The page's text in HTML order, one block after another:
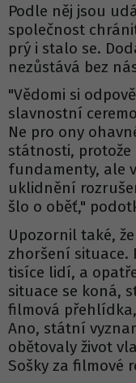
Podle něj jsou
společnost
prý i stalo se.
nezůstává bez
"Vědomi si
slavnostní
Ne pro ony
státnosti, protože
fundamenty, ale
uklidnění
šlo o oběť,"
Upozornil také,
zhoršení situace.
tisíce lidí, a
situace se koná,
filmová
Ano, státní
obětovaly život
Sošky za filmové